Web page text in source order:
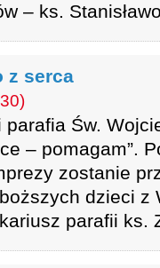
– ks.
z serca
Św.
– pomagam”.
zostanie
dzieci z
parafii ks.